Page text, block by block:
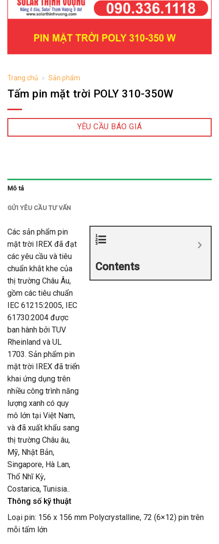
Trang chủ » Sản phẩm
Tấm pin mặt trời POLY 310-350W
YÊU CẦU BÁO GIÁ
Mô tả
GỬI YÊU CẦU TƯ VẤN
Contents
Các sản phẩm pin
mặt trời IREX đã đạt
các yêu cầu và tiêu
chuẩn khắt khe của
thị trường Châu Âu,
gồm các tiêu chuẩn
IEC 61215:2005, IEC
61730:2004 được
ban hành bởi TUV
Rheinland và UL
1703. Sản phẩm pin
mặt trời IREX đã triển
khai ứng dụng trên
nhiều công trình năng
lượng xanh có quy
mô lớn tại Việt Nam,
và đã xuất khẩu sang
thị trường Châu âu,
Mỹ, Nhật Bản,
Singapore, Hà Lan,
Thổ Nhĩ Kỳ,
Costarica, Tunisia..
Thông số kỹ thuật
Loại pin: 156 x 156 mm Polycrystalline, 72 (6×12) pin trên
mỗi tấm lớn